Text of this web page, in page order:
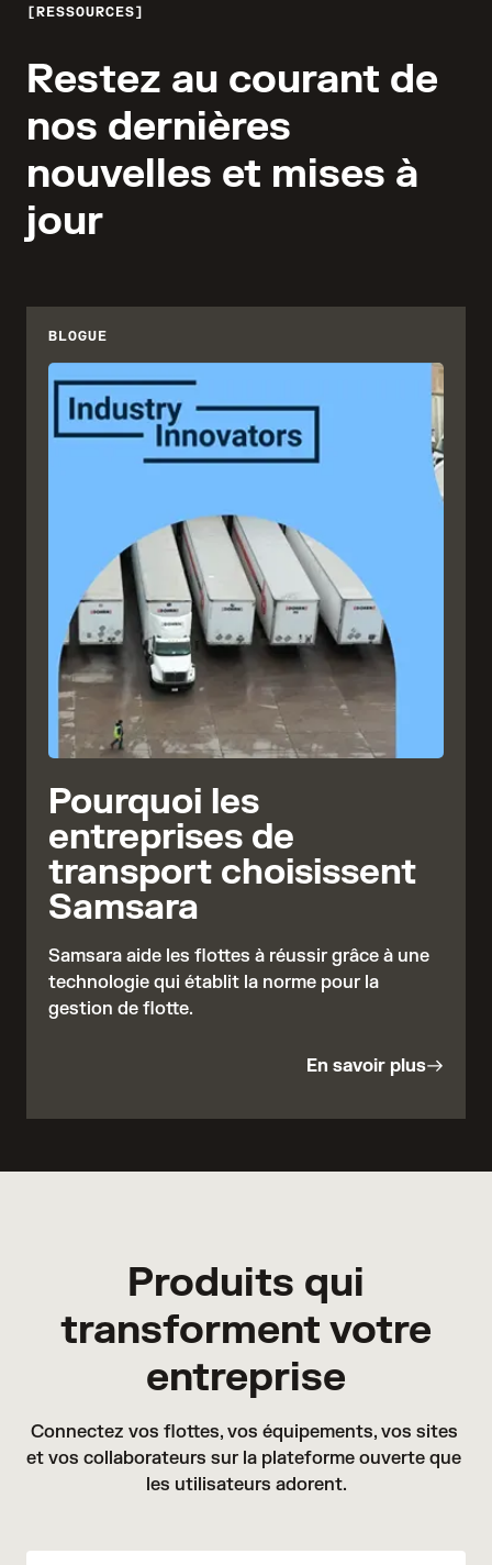
RESSOURCES
Restez au courant de
nos dernières
nouvelles et mises à
jour
BLOGUE
Pourquoi les
entreprises de
transport choisissent
Samsara
Samsara aide les flottes à réussir grâce à une
technologie qui établit la norme pour la
gestion de flotte.
En savoir plus
Produits qui
transforment votre
entreprise
Connectez vos flottes, vos équipements, vos sites
et vos collaborateurs sur la plateforme ouverte que
les utilisateurs adorent.